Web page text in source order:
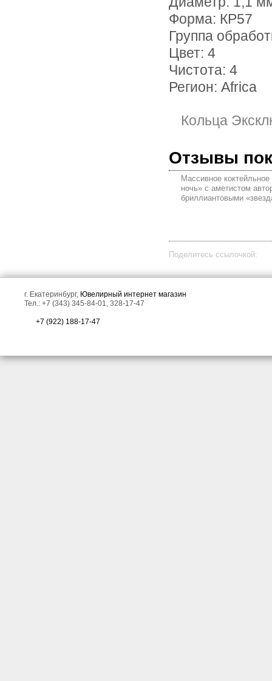
Форма: КР57
Группа
Цвет: 4
Чистота: 4
Регион: Africa
Кольца
Отзывы
Массивное
ночь» с аметистом
бриллиантовыми
Поделитесь ссылочкой:
г. Екатеринбург, Ювелирный интернет магазин
Тел.: +7 (343) 345-84-01, 328-17-47
+7 (922) 188-17-47